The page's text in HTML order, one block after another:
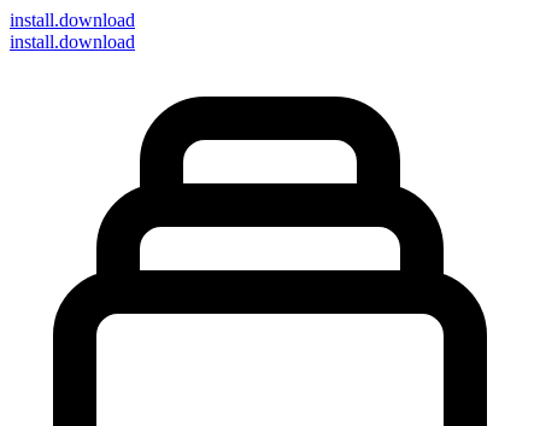
install.download
install.download